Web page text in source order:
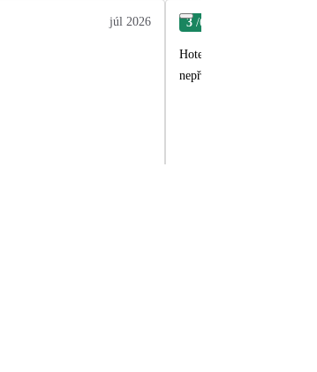
júl 2026 3 /6
Hotel pěkný, jídlo chutné,
nepříjemný velký hluk.